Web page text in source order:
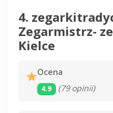
4.
Zegarmistrz-
Kielce
Ocena
4.9 (79 opinii)